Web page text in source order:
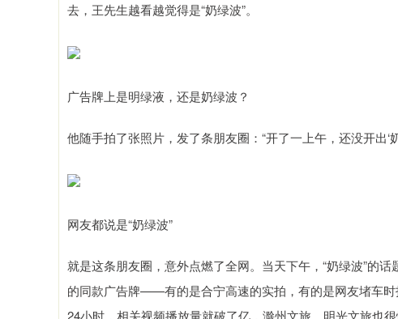
去，王先生越看越觉得是“奶绿波”。
广告牌上是明绿液，还是奶绿波？
他随手拍了张照片，发了条朋友圈：“开了一上午，还没开出‘奶
网友都说是“奶绿波”
就是这条朋友圈，意外点燃了全网。当天下午，“奶绿波”的
的同款广告牌——有的是合宁高速的实拍，有的是网友堵车时
24小时，相关视频播放量就破了亿，滁州文旅、明光文旅也